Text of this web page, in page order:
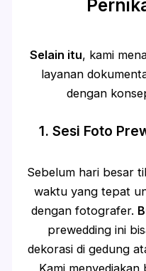
Selain itu, kami
layanan
dengan
1. Sesi Foto
Sebelum hari besar
waktu yang tepat
dengan fotografer.
prewedding ini
dekorasi di gedung